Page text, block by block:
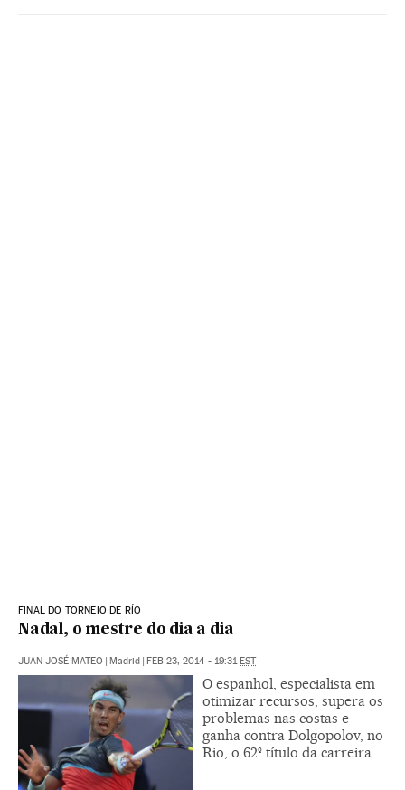
FINAL DO TORNEIO DE RÍO
Nadal, o mestre do dia a dia
JUAN JOSÉ MATEO Madrid FEB 23, 2014 - 19:31 EST
O espanhol, especialista em
otimizar recursos, supera os
problemas nas costas e
ganha contra Dolgopolov, no
Rio, o 62º título da carreira